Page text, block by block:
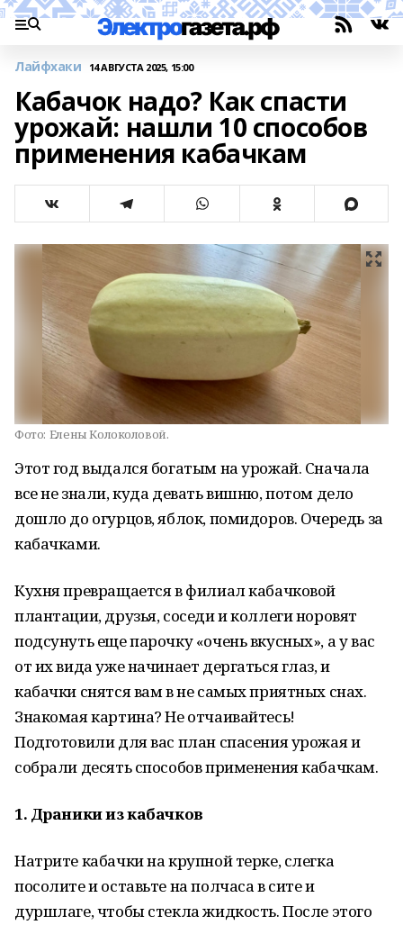
Лайфхаки 14 АВГУСТА 2025, 15:00
Кабачок надо? Как спасти
урожай: нашли 10 способов
применения кабачкам
Фото: Елены Колоколовой.
Этот год выдался богатым на урожай. Сначала
все не знали, куда девать вишню, потом дело
дошло до огурцов, яблок, помидоров. Очередь за
кабачками.
Кухня превращается в филиал кабачковой
плантации, друзья, соседи и коллеги норовят
подсунуть еще парочку «очень вкусных», а у вас
от их вида уже начинает дергаться глаз, и
кабачки снятся вам в не самых приятных снах.
Знакомая картина? Не отчаивайтесь!
Подготовили для вас план спасения урожая и
собрали десять способов применения кабачкам.
1. Драники из кабачков
Натрите кабачки на крупной терке, слегка
посолите и оставьте на полчаса в сите и
дуршлаге, чтобы стекла жидкость. После этого